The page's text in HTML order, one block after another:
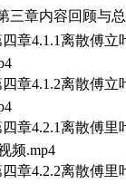
三章内容回顾与
四章4.1.1离散傅
四章4.1.2离散傅
四章4.2.1离散傅
频.mp4
四章4.2.2离散傅